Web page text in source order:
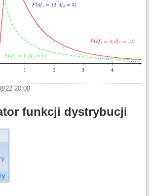
22 20:00
funkcji dystrybucji